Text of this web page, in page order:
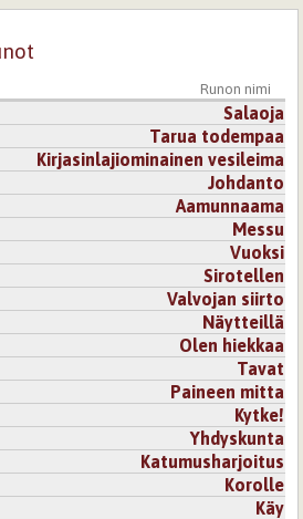
Runon nimi
Salaoja
Tarua todempaa
Kirjasinlajiominainen vesileima
Johdanto
Aamunnaama
Messu
Vuoksi
Sirotellen
Valvojan siirto
Näytteillä
Olen hiekkaa
Tavat
Paineen mitta
Kytke!
Yhdyskunta
Katumusharjoitus
Korolle
Käy